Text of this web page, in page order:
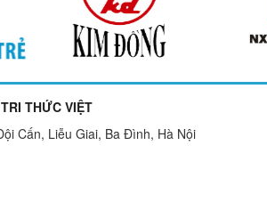
THỨC VIỆT
Cấn, Liễu Giai, Ba Đình, Hà Nội